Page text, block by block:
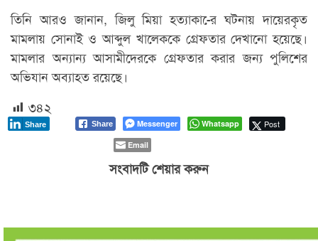
তিনি আরও জানান, জিলু মিয়া হত্যাকা-ের ঘটনায় দায়েরকৃত
মামলায় সোনাই ও আব্দুল খালেককে গ্রেফতার দেখানো হয়েছে।
মামলার অন্যান্য আসামীদেরকে গ্রেফতার করার জন্য পুলিশের
অভিযান অব্যাহত রয়েছে।
৩৪২
Share Messenger Whatsapp Post
Share
Email
সংবাদটি শেয়ার করুন